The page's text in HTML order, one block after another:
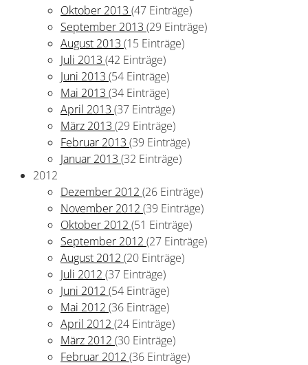
Oktober 2013 (47 Einträge)
September 2013 (29 Einträge)
August 2013 (15 Einträge)
Juli 2013 (42 Einträge)
Juni 2013 (54 Einträge)
Mai 2013 (34 Einträge)
April 2013 (37 Einträge)
März 2013 (29 Einträge)
Februar 2013 (39 Einträge)
Januar 2013 (32 Einträge)
2012
Dezember 2012 (26 Einträge)
November 2012 (39 Einträge)
Oktober 2012 (51 Einträge)
September 2012 (27 Einträge)
August 2012 (20 Einträge)
Juli 2012 (37 Einträge)
Juni 2012 (54 Einträge)
Mai 2012 (36 Einträge)
April 2012 (24 Einträge)
März 2012 (30 Einträge)
Februar 2012 (36 Einträge)